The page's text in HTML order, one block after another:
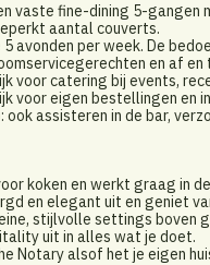
vaste fine-dining 5-
aantal couverts.
avonden per week. De
en af
voor catering bij events,
voor eigen bestellingen en
assisteren in de bar,
koken en werkt graag in
en elegant uit en geniet
stijlvolle settings boven
uit in alles wat je doet.
Notary alsof het je eigen